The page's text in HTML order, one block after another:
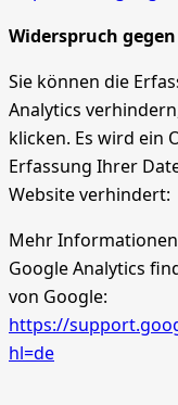
Widerspruch
Sie können die
Analytics
klicken. Es wird ein
Erfassung Ihrer
Website verhindert:
Mehr
Google Analytics
von Google:
https://
hl=de